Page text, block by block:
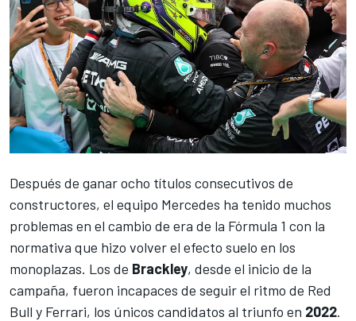
Después de ganar ocho títulos consecutivos de
constructores, el equipo Mercedes ha tenido muchos
problemas en el cambio de era de la Fórmula 1 con la
normativa que hizo volver el efecto suelo en los
monoplazas. Los de Brackley, desde el inicio de la
campaña, fueron incapaces de seguir el ritmo de Red
Bull y Ferrari, los únicos candidatos al triunfo en 2022.